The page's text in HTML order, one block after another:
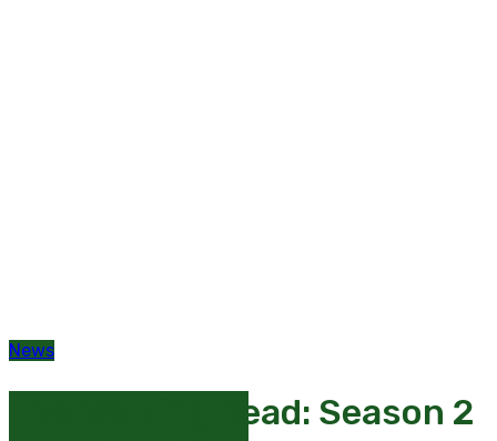
News
The Walking Dead: Season 2